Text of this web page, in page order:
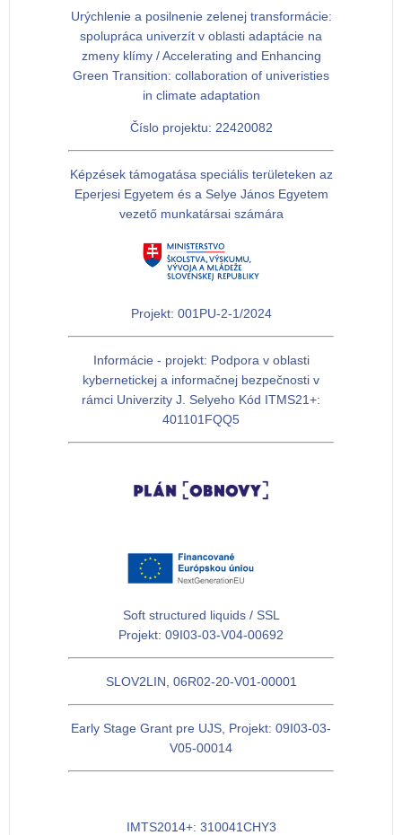
Urýchlenie a posilnenie zelenej transformácie:
spolupráca univerzít v oblasti adaptácie na
zmeny klímy / Accelerating and Enhancing
Green Transition: collaboration of univeristies
in climate adaptation
Číslo projektu: 22420082
Képzések támogatása speciális területeken az
Eperjesi Egyetem és a Selye János Egyetem
vezető munkatársai számára
Projekt: 001PU-2-1/2024
Informácie - projekt: Podpora v oblasti
kybernetickej a informačnej bezpečnosti v
rámci Univerzity J. Selyeho Kód ITMS21+:
401101FQQ5
Soft structured liquids / SSL
Projekt: 09I03-03-V04-00692
SLOV2LIN, 06R02-20-V01-00001
Early Stage Grant pre UJS, Projekt: 09I03-03-
V05-00014
IMTS2014+: 310041CHY3